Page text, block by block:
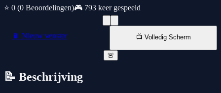
⭐ 0 (0 Beoordelingen)🎮 793 keer gespeeld
📱 Nieuw venster 📺 Volledig Scherm
🚨
📝 Beschrijving